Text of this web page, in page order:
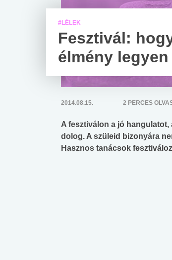
#LÉLEK
Fesztivál:
élmény legyen
2014.08.15. 2 PERCES
A fesztiválon a jó
dolog. A szüleid bizonyára
Hasznos tanácsok